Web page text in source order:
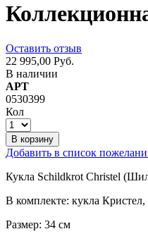
Оставить отзыв
22 995,00 Руб.
В наличии
АРТ
0530399
Кол
В корзину
Добавить в список
Кукла Schildkrot Christel
В комплекте: кукла
Размер: 34 см